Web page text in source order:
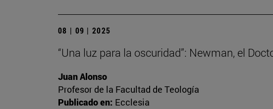
08 | 09 | 2025
“Una luz para la oscuridad”: Newman, el
Juan Alonso
Profesor de la Facultad de Teología
Publicado en: Ecclesia